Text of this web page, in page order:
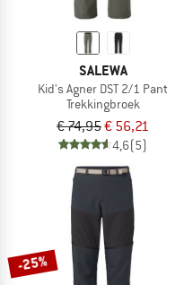
SALEWA
Kid's Agner DST 2/1 Pant
Trekkingbroek
€ 74,95€ 56,21
4,6(5)
-25%